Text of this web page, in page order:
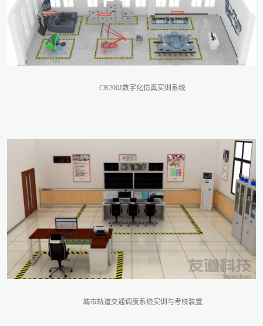
CR200J数字化仿真实训系统
城市轨道交通调度系统实训与考核装置